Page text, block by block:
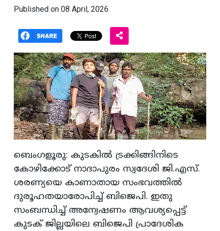
Published on 08 April, 2026
ബെംഗളൂരു: കുടകിൽ ട്രക്കിങ്ങിനിടെ
കോഴിക്കോട് നാദാപുരം സ്വദേശി ജി.എസ്.
ശരണ്യയെ കാണാതായ സംഭവത്തിൽ
ദുരൂഹതയാരോപിച്ച് ബിജെപി. ഇതു
സംബന്ധിച്ച് അന്വേഷണം ആവശ്യപ്പെട്ട്
കുടക് ജില്ലയിലെ ബിജെപി പ്രാദേശിക